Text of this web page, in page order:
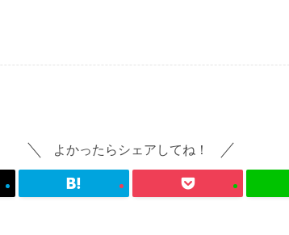
よかったらシェアしてね！